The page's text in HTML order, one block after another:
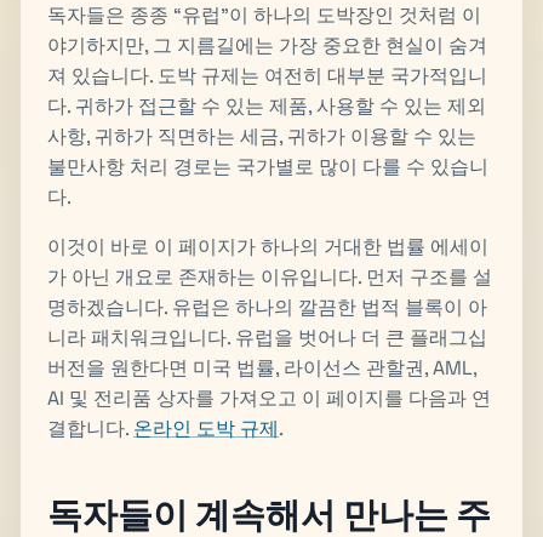
독자들은 종종 “유럽”이 하나의 도박장인 것처럼 이
야기하지만, 그 지름길에는 가장 중요한 현실이 숨겨
져 있습니다. 도박 규제는 여전히 대부분 국가적입니
다. 귀하가 접근할 수 있는 제품, 사용할 수 있는 제외
사항, 귀하가 직면하는 세금, 귀하가 이용할 수 있는
불만사항 처리 경로는 국가별로 많이 다를 수 있습니
다.
이것이 바로 이 페이지가 하나의 거대한 법률 에세이
가 아닌 개요로 존재하는 이유입니다. 먼저 구조를 설
명하겠습니다. 유럽은 하나의 깔끔한 법적 블록이 아
니라 패치워크입니다. 유럽을 벗어나 더 큰 플래그십
버전을 원한다면 미국 법률, 라이선스 관할권, AML,
AI 및 전리품 상자를 가져오고 이 페이지를 다음과 연
결합니다. 온라인 도박 규제.
독자들이 계속해서 만나는 주